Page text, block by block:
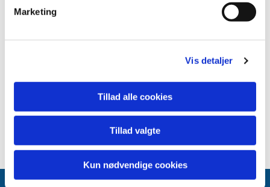
Marketing
Vis detaljer
Tillad alle cookies
Tillad valgte
Kun nødvendige cookies